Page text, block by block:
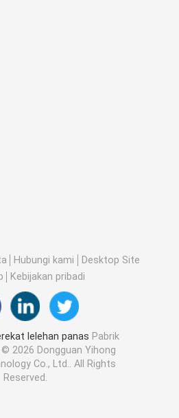
Hubungi kami
Desktop Site
Kebijakan pribadi
lelehan panas Pabrik
2026 Dongguan Yihong
Co., Ltd.. All Rights
Reserved.